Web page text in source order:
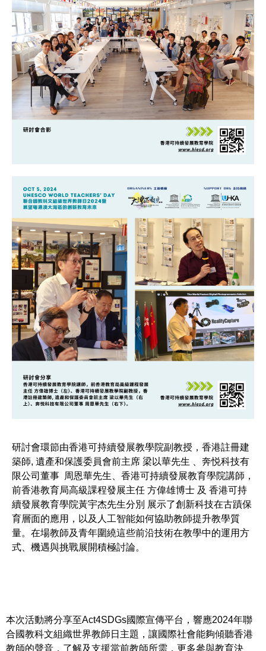
研討會環節由香港可持續發展教學院副教授，香港註冊建
築師, 遺產和保護委員會前主席 梁以華先生 、奔悦科技有
限公司董事 周恩華先生、香港可持續發展教育學院講師，
前香港教育局高級課程發展主任 方偉雄博士 及 香港可持
續發展教育學院黃宇杰先生分別 展示了創新科技在古蹟保
育層面的應用，以及人工智能如何協助教師提升教學質
量。在場教師及青年圍繞這些前沿技術在教學中的運用方
式、機遇與挑戰展開積極討論。
本次活動將分享至Act4SDGs國際宣傳平台，響應2024年聯
合國教科文組織世界教師日主題，讓國際社會能夠傾聽香港
教師的聲音，了解及支援當前教師所需，更多參與教育決